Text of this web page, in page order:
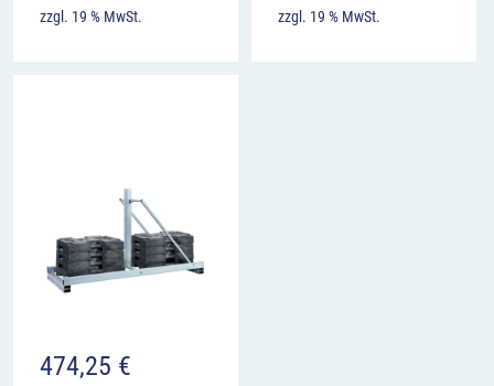
zzgl. 19 % MwSt.
zzgl. 19 % MwSt.
474,25 €